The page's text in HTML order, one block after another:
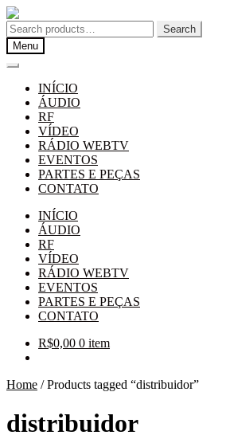
Pular
para
navegação
Pular
para
o
conteúdo
Search
for:
Search
Menu
INÍCIO
ÁUDIO
RF
VÍDEO
RÁDIO WEBTV
EVENTOS
PARTES E PEÇAS
CONTATO
INÍCIO
ÁUDIO
RF
VÍDEO
RÁDIO WEBTV
EVENTOS
PARTES E PEÇAS
CONTATO
R$0,00 0 item
Home /Products tagged “distribuidor”
distribuidor